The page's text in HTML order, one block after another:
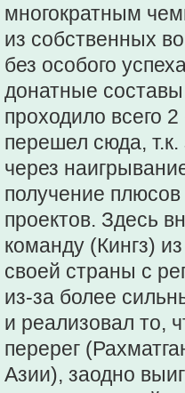
многократным
из собственных
без особого
донатные
проходило всего
перешел сюда,
через
получение
проектов. Здесь
команду (Кингз)
своей страны с
из-за более
и реализовал то,
перерег
Азии), заодно